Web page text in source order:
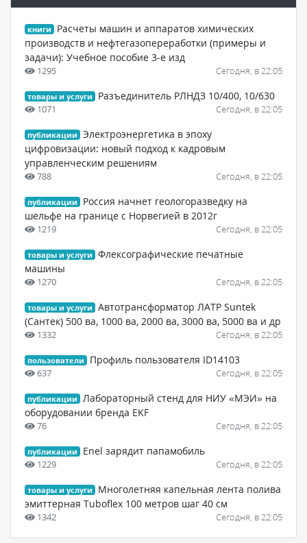
книги
Расчеты машин и аппаратов химических
производств и нефтегазопереработки (примеры и
задачи): Учебное пособие 3-е изд
1295 Сегодня, в 22:05
товары и услуги Разъединитель РЛНДЗ 10/400, 10/630
1071 Сегодня, в 22:05
публикации
Электроэнергетика в эпоху
цифровизации: новый подход к кадровым
управленческим решениям
788 Сегодня, в 22:05
публикации
Россия начнет геологоразведку на
шельфе на границе с Норвегией в 2012г
1219 Сегодня, в 22:05
товары и услуги
Флексографические печатные
машины
1270 Сегодня, в 22:05
товары и услуги
Автотрансформатор ЛАТР Suntek
(Сантек) 500 ва, 1000 ва, 2000 ва, 3000 ва, 5000 ва и др
1332 Сегодня, в 22:05
пользователи Профиль пользователя ID14103
637 Сегодня, в 22:05
публикации
Лабораторный стенд для НИУ «МЭИ» на
оборудовании бренда EKF
76 Сегодня, в 22:05
публикации Enel зарядит папамобиль
1229 Сегодня, в 22:05
товары и услуги
Многолетняя капельная лента полива
эмиттерная Tuboflex 100 метров шаг 40 см
1342 Сегодня, в 22:05